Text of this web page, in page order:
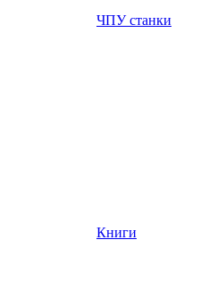
ЧПУ станки
Книги